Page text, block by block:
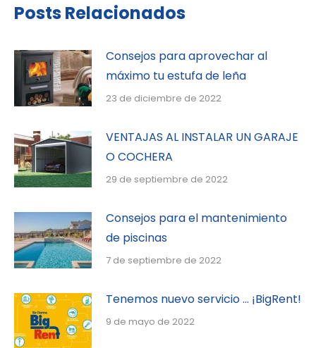
Posts Relacionados
Consejos para aprovechar al
máximo tu estufa de leña
23 de diciembre de 2022
VENTAJAS AL INSTALAR UN GARAJE
O COCHERA
29 de septiembre de 2022
Consejos para el mantenimiento
de piscinas
7 de septiembre de 2022
Tenemos nuevo servicio … ¡BigRent!
9 de mayo de 2022